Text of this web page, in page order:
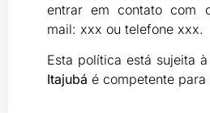
entrar em contato com
mail: xxx ou telefone xxx.
Esta política está sujeita à
Itajubá é competente